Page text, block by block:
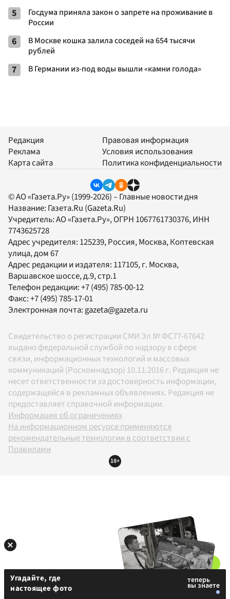
5
Госдума приняла закон о запрете на проживание в
России
6
В Москве кошка залила соседей на 654 тысячи
рублей
7 В Германии из-под воды вышли «камни голода»
Редакция
Реклама
Карта сайта
Правовая информация
Условия использования
Политика конфиденциальности
© АО «Газета.Ру» (1999-2026) – Главные новости дня
Название: Газета.Ru (Gazeta.Ru)
Учредитель:АО «Газета.Ру», ОГРН 1067761730376, ИНН
7743625728
Адрес учредителя: 125239, Россия, Москва, Коптевская
улица, дом 67
Адрес редакции и издателя: 117105, г. Москва,
Варшавское шоссе, д.9, стр.1
Телефон редакции:+7 (495) 785-00-12
Факс:+7 (495) 785-17-01
Электронная почта:gazeta@gazeta.ru
Свидетельство о регистрации СМИ Эл № ФС77-67642
выдано федеральной службой по надзору в сфере
связи, информационных технологий и массовых
коммуникаций (Роскомнадзор) 10.11.2016 г. Редакция не
несет ответственности за достоверность информации,
содержащейся в рекламных объявлениях. Редакция не
предоставляет справочной информации.
Информация об ограничениях
На информационном ресурсе применяются
рекомендательные технологии в соответствии с
Правилами
18+
Угадайте, где
настоящее фото